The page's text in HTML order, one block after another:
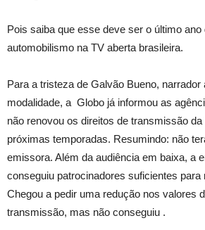
Pois saiba que esse deve ser o último
automobilismo na TV aberta brasileira.
Para a tristeza de Galvão Bueno, narrador
modalidade, a Globo já informou as
não renovou os direitos de transmissão
próximas temporadas. Resumindo: não
emissora. Além da audiência em baixa, a
conseguiu patrocinadores suficientes para
Chegou a pedir uma redução nos valores
transmissão, mas não conseguiu .